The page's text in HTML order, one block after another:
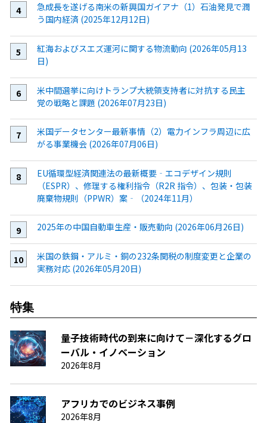
急成長を遂げる南米の新興国ガイアナ（1）石油発見で潤
う国内経済 (2025年12月12日)
紅海およびスエズ運河に関する物流動向 (2026年05月13
日)
米中間選挙に向けトランプ大統領支持者に対抗する民主
党の戦略と課題 (2026年07月23日)
米国データセンター最新事情（2）電力インフラ周辺に広
がる事業機会 (2026年07月06日)
EU循環型経済関連法の最新概要‐エコデザイン規則
（ESPR）、修理する権利指令（R2R 指令）、包装・包装
廃棄物規則（PPWR）案‐（2024年11月）
2025年の中国自動車生産・販売動向 (2026年06月26日)
米国の鉄鋼・アルミ・銅の232条関税の制度変更と企業の
実務対応 (2026年05月20日)
特集
量子技術時代の到来に向けて－深化するグロ
ーバル・イノベーション
2026年8月
アフリカでのビジネス事例
2026年8月